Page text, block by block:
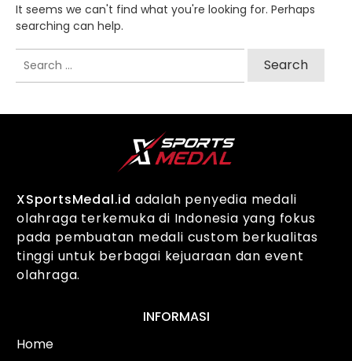
It seems we can't find what you're looking for. Perhaps
searching can help.
Search
for:
XSportsMedal.id adalah penyedia medali
olahraga terkemuka di Indonesia yang fokus
pada pembuatan medali custom berkualitas
tinggi untuk berbagai kejuaraan dan event
olahraga.
INFORMASI
Home